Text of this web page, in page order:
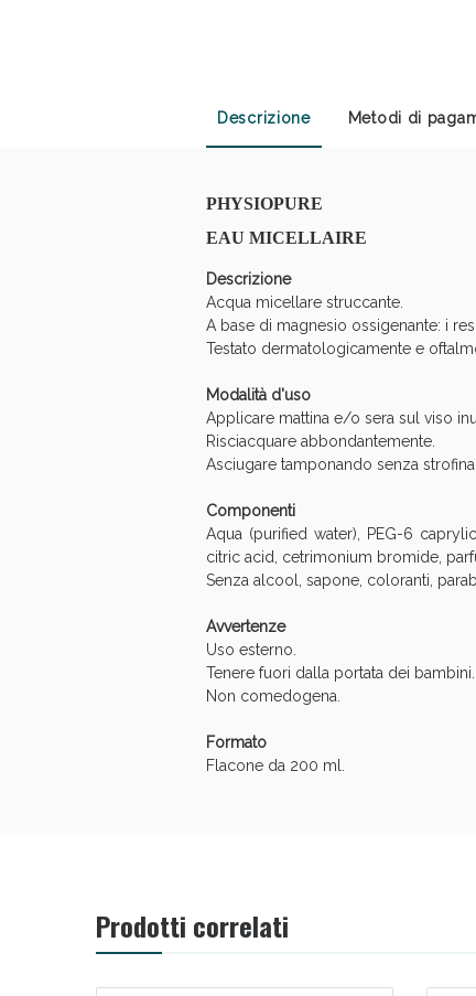
Descrizione Metodi di
PHYSIOPURE
EAU MICELLAIRE
Descrizione
Acqua micellare struccante.
A base di magnesio ossigenante: i
Testato dermatologicamente e
Modalità d'uso
Applicare mattina e/o sera sul viso
Risciacquare abbondantemente.
Asciugare tamponando senza
Componenti
Aqua (purified water), PEG-6
citric acid, cetrimonium bromide,
Senza alcool, sapone, coloranti,
Avvertenze
Uso esterno.
Tenere fuori dalla portata dei bambini.
Non comedogena.
Formato
Flacone da 200 ml.
Prodotti correlati